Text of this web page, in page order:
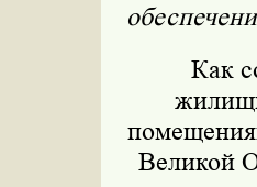
Как
Великой